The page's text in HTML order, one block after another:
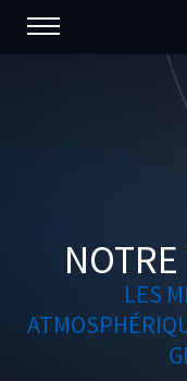
À PROPOS
OÙ ACHETER
RENCONTREZ-
LES